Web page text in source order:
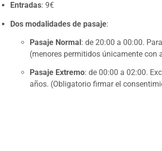
Entradas: 9€
Dos modalidades de pasaje:
Pasaje Normal: de 20:00 a 00:00.
(menores permitidos únicamente con
Pasaje Extremo: de 00:00 a 02:00.
años. (Obligatorio firmar el